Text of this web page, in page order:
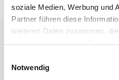
soziale Medien, Werbung und
Partner führen diese
weiteren Daten zusammen,
haben oder die sie im
Notwendig
Unsere Angebote
Spätsommer